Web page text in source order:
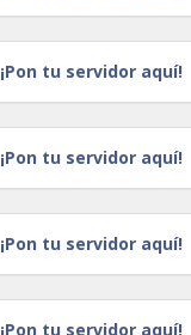
¡Pon tu servidor aquí!
¡Pon tu servidor aquí!
¡Pon tu servidor aquí!
¡Pon tu servidor aquí!